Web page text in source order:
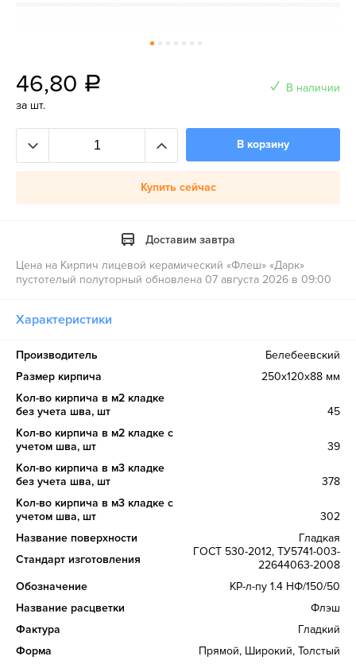
46,80 a
за шт.
В наличии
В корзину
Купить сейчас
Доставим завтра
Цена на Кирпич лицевой керамический «Флеш» «Дарк»
пустотелый полуторный обновлена 07 августа 2026 в 09:00
Характеристики
Производитель
Белебеевский
Размер кирпича
250х120х88 мм
Кол-во кирпича в м2 кладке
без учета шва, шт
45
Кол-во кирпича в м2 кладке с
учетом шва, шт
39
Кол-во кирпича в м3 кладке
без учета шва, шт
378
Кол-во кирпича в м3 кладке с
учетом шва, шт
302
Название поверхности
Гладкая
Стандарт изготовления
ГОСТ 530-2012, ТУ5741-003-
22644063-2008
Обозначение
КР-л-пу 1.4 НФ/150/50
Название расцветки
Флэш
Фактура
Гладкий
Форма
Прямой, Широкий, Толстый